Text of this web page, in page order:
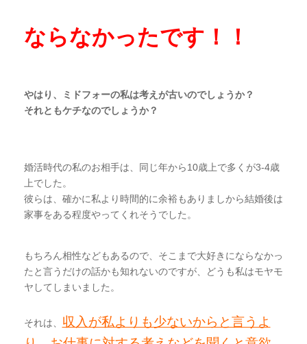
ならなかったです！！
やはり、ミドフォーの私は考えが古いのでしょうか？
それともケチなのでしょうか？
婚活時代の私のお相手は、同じ年から10歳上で多くが3-4歳
上でした。
彼らは、確かに私より時間的に余裕もありましから結婚後は
家事をある程度やってくれそうでした。
もちろん相性などもあるので、そこまで大好きにならなかっ
たと言うだけの話かも知れないのですが、どうも私はモヤモ
ヤしてしまいました。
それは、 収入が私よりも少ないからと言うよ